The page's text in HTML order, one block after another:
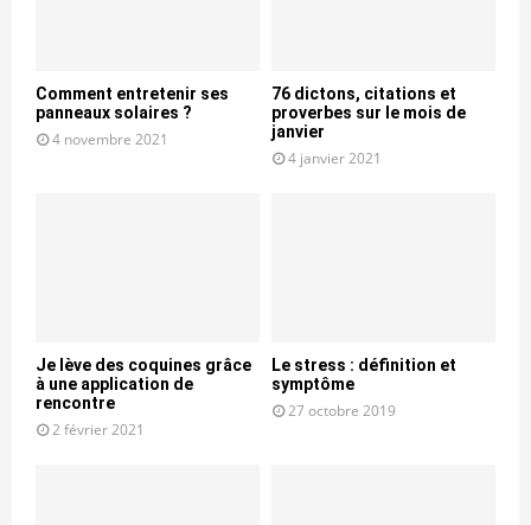
Comment entretenir ses
panneaux solaires ?
4 novembre 2021
76 dictons, citations et
proverbes sur le mois de
janvier
4 janvier 2021
Je lève des coquines grâce
à une application de
rencontre
2 février 2021
Le stress : définition et
symptôme
27 octobre 2019